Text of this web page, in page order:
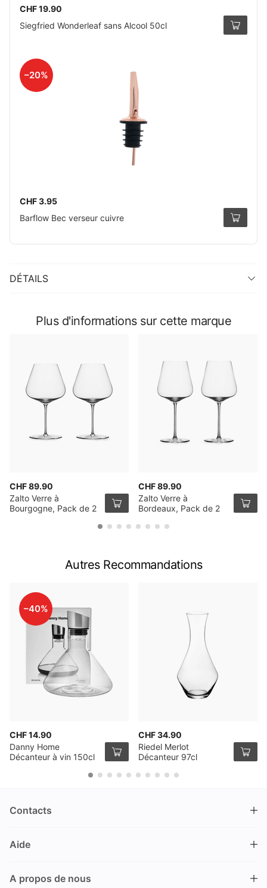
CHF 19.90
Siegfried Wonderleaf sans Alcool 50cl
–20%
CHF 3.95
Barflow Bec verseur cuivre
DÉTAILS
Plus d'informations sur cette marque
CHF 89.90
Zalto Verre à
Bourgogne, Pack de 2
CHF 89.90
Zalto Verre à
Bordeaux, Pack de 2
Autres Recommandations
–40%
CHF 14.90
Danny Home
Décanteur à vin 150cl
CHF 34.90
Riedel Merlot
Décanteur 97cl
Contacts
Nüschelerstrasse 35
Suisse
Aide
A propos de nous